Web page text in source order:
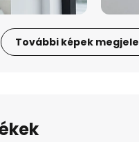
További képek